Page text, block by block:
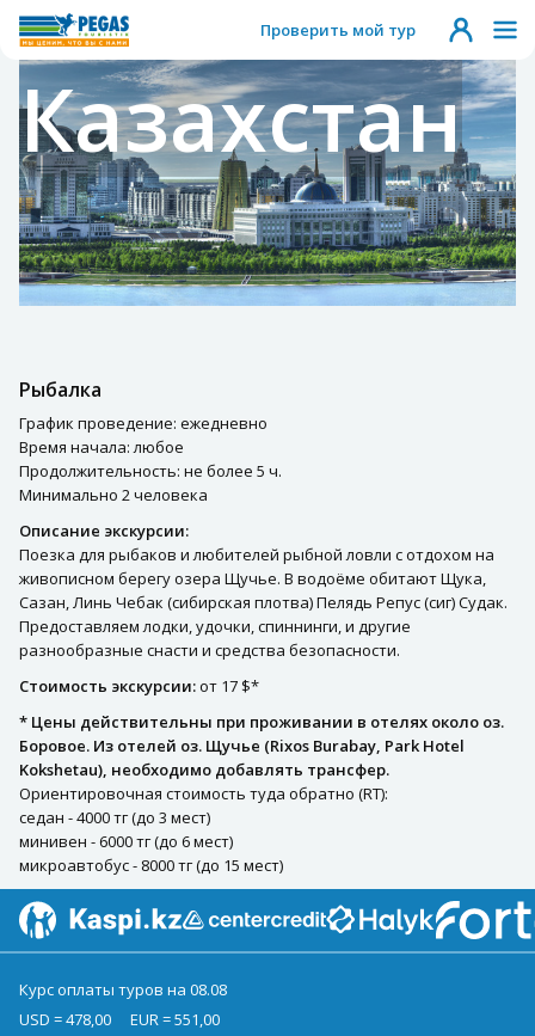
Проверить мой тур
Казахстан
Рыбалка
График проведение: ежедневно
Время начала: любое
Продолжительность: не более 5 ч.
Минимально 2 человека
Описание экскурсии:
Поезка для рыбаков и любителей рыбной ловли с отдохом на
живописном берегу озера Щучье. В водоёме обитают Щука,
Сазан, Линь Чебак (сибирская плотва) Пелядь Репус (сиг) Судак.
Предоставляем лодки, удочки, спиннинги, и другие
разнообразные снасти и средства безопасности.
Стоимость экскурсии:от 17 $*
* Цены действительны при проживании в отелях около оз.
Боровое. Из отелей оз. Щучье (Rixos Burabay, Park Hotel
Kokshetau), необходимо добавлять трансфер.
Ориентировочная стоимость туда обратно (RT):
седан - 4000 тг (до 3 мест)
минивен - 6000 тг (до 6 мест)
микроавтобус - 8000 тг (до 15 мест)
Курс оплаты туров на 08.08
USD = 478,00
EUR = 551,00